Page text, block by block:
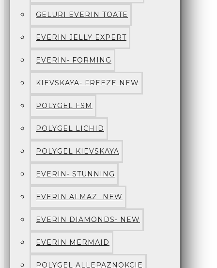
GELURI EVERIN TOATE
EVERIN JELLY EXPERT
EVERIN- FORMING
KIEVSKAYA- FREEZE NEW
POLYGEL FSM
POLYGEL LICHID
POLYGEL KIEVSKAYA
EVERIN- STUNNING
EVERIN ALMAZ- NEW
EVERIN DIAMONDS- NEW
EVERIN MERMAID
POLYGEL ALLEPAZNOKCIE